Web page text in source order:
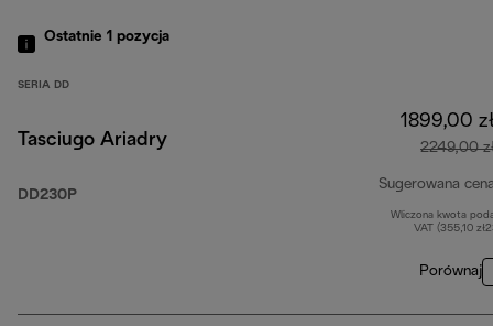
Ostatnie 1 pozycja
SERIA DD
Tasciugo Ariadry
DD230P
1899,00
2249,00
Sugerowana
Wliczona kwota
VAT (355,10
Porównaj